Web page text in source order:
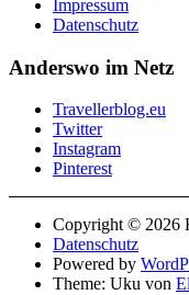
Impressum
Datenschutz
Anderswo im Netz
Travellerblog.eu
Twitter
Instagram
Pinterest
Copyright © 2026
Datenschutz
Powered by
Theme: Uku von